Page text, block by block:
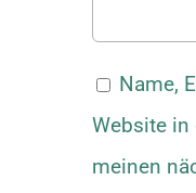
Name,
Website in
meinen